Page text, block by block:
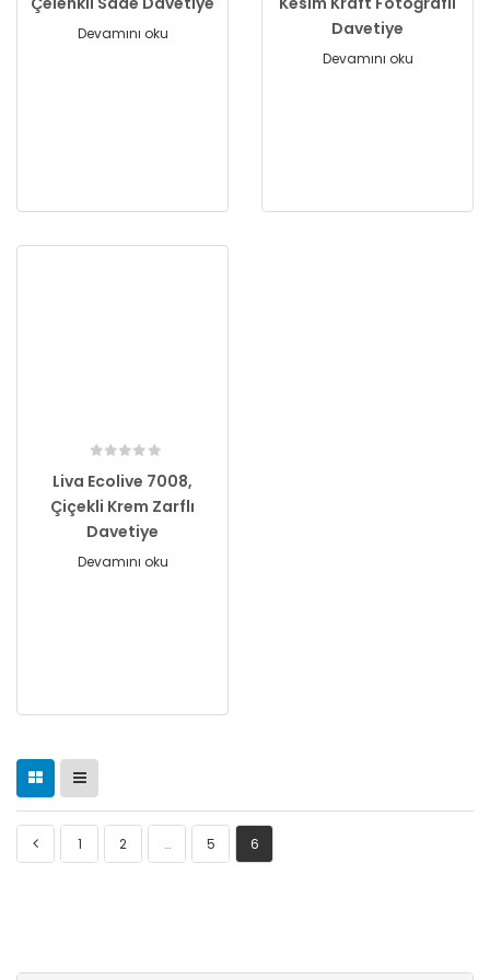
Devamını oku
Davetiye
Devamını oku
Liva Ecolive 7008,
Çiçekli Krem Zarflı
Davetiye
Devamını oku
1 2 … 5 6